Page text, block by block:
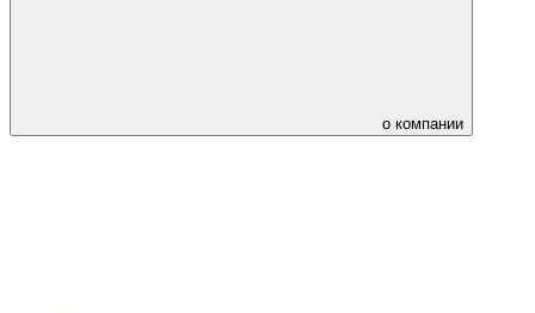
о компании